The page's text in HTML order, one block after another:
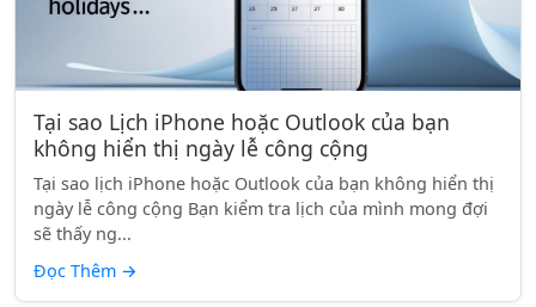
Tại sao Lịch iPhone hoặc Outlook của bạn
không hiển thị ngày lễ công cộng
Tại sao lịch iPhone hoặc Outlook của bạn không hiển thị
ngày lễ công cộng Bạn kiểm tra lịch của mình mong đợi
sẽ thấy ng...
Đọc Thêm →